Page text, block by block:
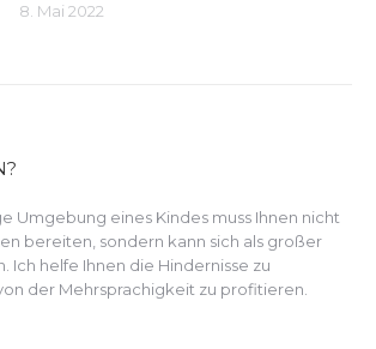
8. Mai 2022
Umgebung eines Kindes muss Ihnen nicht
bereiten, sondern kann sich als großer
Ich helfe Ihnen die Hindernisse zu
der Mehrsprachigkeit zu profitieren.